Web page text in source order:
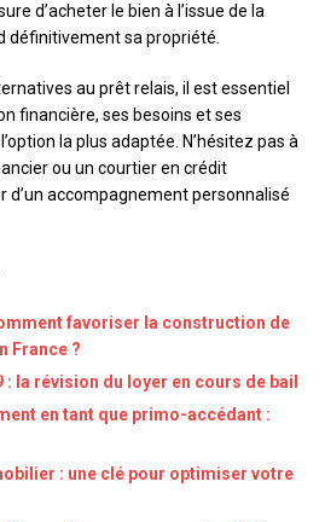
d’acheter le bien à l’issue de la
définitivement sa propriété.
au prêt relais, il est essentiel
financière, ses besoins et ses
la plus adaptée. N’hésitez pas à
ou un courtier en crédit
d’un accompagnement personnalisé
favoriser la construction de
France ?
: la révision du loyer en cours de bail
en tant que primo-accédant :
: une clé pour optimiser votre